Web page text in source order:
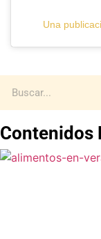
Una
Contenidos